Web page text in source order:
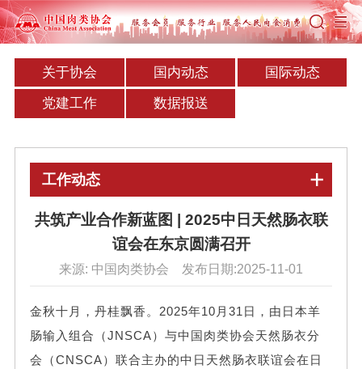
关于协会 国内动态 国际动态
党建工作 数据报送
工作动态
共筑产业合作新蓝图 | 2025中日天然肠衣联
谊会在东京圆满召开
来源: 中国肉类协会 发布日期:2025-11-01
金秋十月，丹桂飘香。2025年10月31日，由日本羊
肠输入组合（JNSCA）与中国肉类协会天然肠衣分
会（CNSCA）联合主办的中日天然肠衣联谊会在日